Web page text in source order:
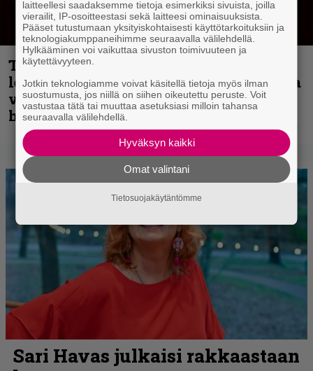
Thrash ’n’ roll -yhtye Madred ryydittää
levyjulkaisua keikkareissulla kuvatulla
videolla – ”Oltiin pakussa kusihädässä
helvetin väsyneenä…”
laitteellesi saadaksemme tietoja esimerkiksi sivuista, joilla
vierailit, IP-osoitteestasi sekä laitteesi ominaisuuksista.
Pääset tutustumaan yksityiskohtaisesti käyttötarkoituksiin ja
teknologiakumppaneihimme seuraavalla välilehdellä.
Hylkääminen voi vaikuttaa sivuston toimivuuteen ja
käytettävyyteen.
Jotkin teknologiamme voivat käsitellä tietoja myös ilman
suostumusta, jos niillä on siihen oikeutettu peruste. Voit
vastustaa tätä tai muuttaa asetuksiasi milloin tahansa
seuraavalla välilehdellä.
Hyväksyn kaikki
Omat valintani
Tietosuojakäytäntömme